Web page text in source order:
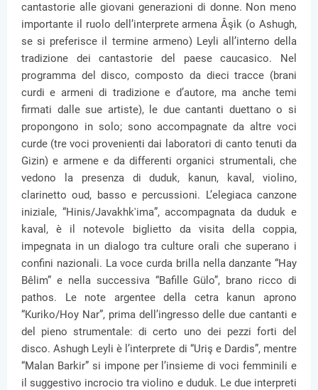
cantastorie alle giovani generazioni di donne. Non meno
importante il ruolo dell’interprete armena Âşik (o Ashugh,
se si preferisce il termine armeno) Leyli all’interno della
tradizione dei cantastorie del paese caucasico. Nel
programma del disco, composto da dieci tracce (brani
curdi e armeni di tradizione e d’autore, ma anche temi
firmati dalle sue artiste), le due cantanti duettano o si
propongono in solo; sono accompagnate da altre voci
curde (tre voci provenienti dai laboratori di canto tenuti da
Gizin) e armene e da differenti organici strumentali, che
vedono la presenza di duduk, kanun, kaval, violino,
clarinetto oud, basso e percussioni. L’elegiaca canzone
iniziale, “Hinis/Javakhk'ima”, accompagnata da duduk e
kaval, è il notevole biglietto da visita della coppia,
impegnata in un dialogo tra culture orali che superano i
confini nazionali. La voce curda brilla nella danzante “Hay
Bêlim” e nella successiva “Bafille Gülo”, brano ricco di
pathos. Le note argentee della cetra kanun aprono
“Kuriko/Hoy Nar”, prima dell’ingresso delle due cantanti e
del pieno strumentale: di certo uno dei pezzi forti del
disco. Ashugh Leyli è l’interprete di “Uriş e Dardis”, mentre
“Malan Barkir” si impone per l’insieme di voci femminili e
il suggestivo incrocio tra violino e duduk. Le due interpreti